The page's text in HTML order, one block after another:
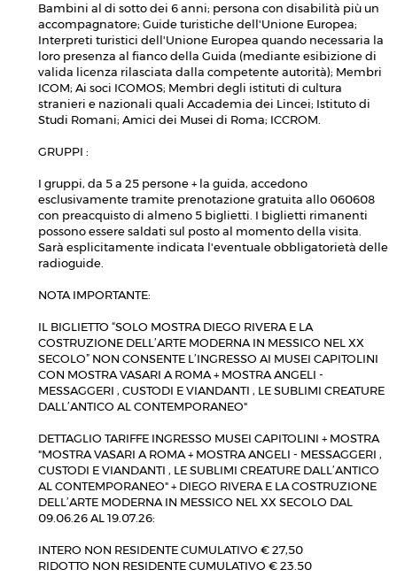
Bambini al di sotto dei 6 anni; persona con disabilità più un
accompagnatore; Guide turistiche dell'Unione Europea;
Interpreti turistici dell'Unione Europea quando necessaria la
loro presenza al fianco della Guida (mediante esibizione di
valida licenza rilasciata dalla competente autorità); Membri
ICOM; Ai soci ICOMOS; Membri degli istituti di cultura
stranieri e nazionali quali Accademia dei Lincei; Istituto di
Studi Romani; Amici dei Musei di Roma; ICCROM.
GRUPPI :
I gruppi, da 5 a 25 persone + la guida, accedono
esclusivamente tramite prenotazione gratuita allo 060608
con preacquisto di almeno 5 biglietti. I biglietti rimanenti
possono essere saldati sul posto al momento della visita.
Sarà esplicitamente indicata l'eventuale obbligatorietà delle
radioguide.
NOTA IMPORTANTE:
IL BIGLIETTO “SOLO MOSTRA DIEGO RIVERA E LA
COSTRUZIONE DELL’ARTE MODERNA IN MESSICO NEL XX
SECOLO” NON CONSENTE L’INGRESSO AI MUSEI CAPITOLINI
CON MOSTRA VASARI A ROMA + MOSTRA ANGELI -
MESSAGGERI , CUSTODI E VIANDANTI , LE SUBLIMI CREATURE
DALL’ANTICO AL CONTEMPORANEO"
DETTAGLIO TARIFFE INGRESSO MUSEI CAPITOLINI + MOSTRA
"MOSTRA VASARI A ROMA + MOSTRA ANGELI - MESSAGGERI ,
CUSTODI E VIANDANTI , LE SUBLIMI CREATURE DALL’ANTICO
AL CONTEMPORANEO" + DIEGO RIVERA E LA COSTRUZIONE
DELL’ARTE MODERNA IN MESSICO NEL XX SECOLO DAL
09.06.26 AL 19.07.26:
INTERO NON RESIDENTE CUMULATIVO € 27,50
RIDOTTO NON RESIDENTE CUMULATIVO € 23.50